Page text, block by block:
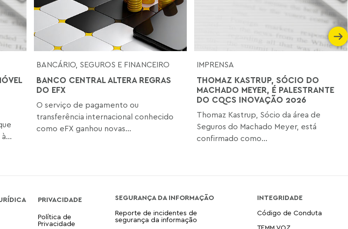
BANCÁRIO, SEGUROS E FINANCEIRO
BANCO CENTRAL ALTERA REGRAS
DO EFX
O serviço de pagamento ou
transferência internacional conhecido
como eFX ganhou novas...
IMPRENSA
THOMAZ KASTRUP, SÓCIO DO
MACHADO MEYER, É PALESTRANTE
DO CQCS INOVAÇÃO 2026
Thomaz Kastrup, Sócio da área de
Seguros do Machado Meyer, está
confirmado como...
PRIVACIDADE
Política de
Privacidade
SEGURANÇA DA INFORMAÇÃO
Reporte de incidentes de
segurança da informação
INTEGRIDADE
Código de Conduta
TEMM VOZ